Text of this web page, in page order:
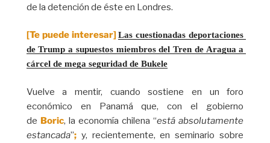
de la detención de éste en Londres.
[Te puede interesar]Las cuestionadas deportaciones
de Trump a supuestos miembros del Tren de Aragua a
cárcel de mega seguridad de Bukele
Vuelve a mentir, cuando sostiene en un foro
económico en Panamá que, con el gobierno
de Boric, la economía chilena “está absolutamente
estancada”;y, recientemente, en seminario sobre